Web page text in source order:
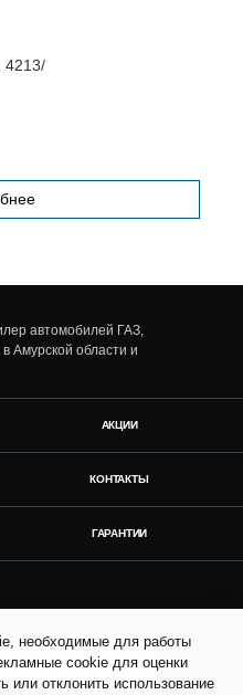
4213/
автомобилей ГАЗ,
Амурской области и
АКЦИИ
КОНТАКТЫ
ГАРАНТИИ
необходимые для работы
cookie для оценки
отклонить использование